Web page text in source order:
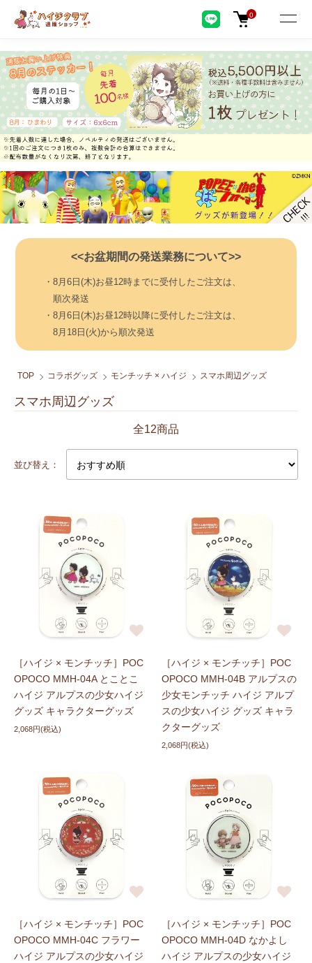
0
<<お盆期間の発送業務について>>
・8月6日(木)お昼12時までに受付したご注文は、
順次発送
・8月6日(木)お昼12時以降に受付したご注文は、
8月18日(火)から順次発送
TOP コラボグッズ モンチッチ × ハイジ スマホ周辺グッズ
スマホ周辺グッズ
全12商品
並び替え：
［ハイジ × モンチッチ］POC
OPOCO MMH-04A とことこ
ハイジ アルプスの少女ハイジ
グッズ キャラクターグッズ
2,068円(税込)
［ハイジ × モンチッチ］POC
OPOCO MMH-04B アルプスの
少女モンチッチ ハイジ アルプ
スの少女ハイジ グッズ キャラ
クターグッズ
2,068円(税込)
［ハイジ × モンチッチ］POC
OPOCO MMH-04C フラワー
ハイジ アルプスの少女ハイジ
［ハイジ × モンチッチ］POC
OPOCO MMH-04D なかよし
ハイジ アルプスの少女ハイジ